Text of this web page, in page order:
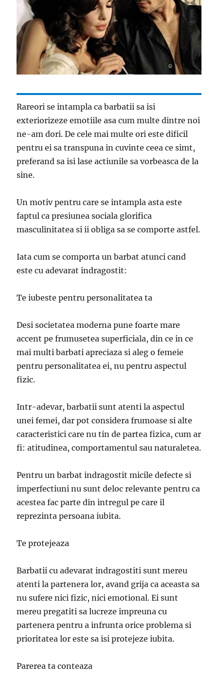
Rareori se intampla ca barbatii sa isi
exteriorizeze emotiile asa cum multe dintre noi
ne-am dori. De cele mai multe ori este dificil
pentru ei sa transpuna in cuvinte ceea ce simt,
preferand sa isi lase actiunile sa vorbeasca de la
sine.
Un motiv pentru care se intampla asta este
faptul ca presiunea sociala glorifica
masculinitatea si ii obliga sa se comporte astfel.
Iata cum se comporta un barbat atunci cand
este cu adevarat indragostit:
Te iubeste pentru personalitatea ta
Desi societatea moderna pune foarte mare
accent pe frumusetea superficiala, din ce in ce
mai multi barbati apreciaza si aleg o femeie
pentru personalitatea ei, nu pentru aspectul
fizic.
Intr-adevar, barbatii sunt atenti la aspectul
unei femei, dar pot considera frumoase si alte
caracteristici care nu tin de partea fizica, cum ar
fi: atitudinea, comportamentul sau naturaletea.
Pentru un barbat indragostit micile defecte si
imperfectiuni nu sunt deloc relevante pentru ca
acestea fac parte din intregul pe care il
reprezinta persoana iubita.
Te protejeaza
Barbatii cu adevarat indragostiti sunt mereu
atenti la partenera lor, avand grija ca aceasta sa
nu sufere nici fizic, nici emotional. Ei sunt
mereu pregatiti sa lucreze impreuna cu
partenera pentru a infrunta orice problema si
prioritatea lor este sa isi protejeze iubita.
Parerea ta conteaza